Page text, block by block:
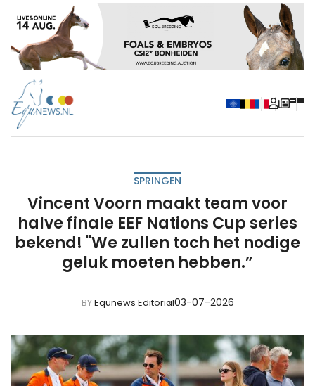
SPRINGEN
Vincent Voorn maakt team voor
halve finale EEF Nations Cup series
bekend! "We zullen toch het nodige
geluk moeten hebben.”
BYEqunews Editorial03-07-2026